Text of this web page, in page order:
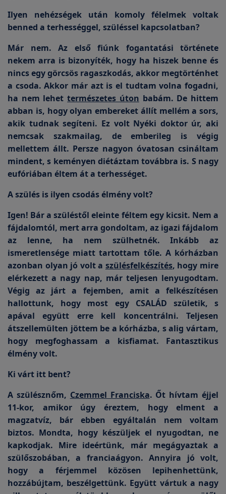
Ilyen nehézségek után komoly félelmek voltak
benned a terhességgel, szüléssel kapcsolatban?
Már nem. Az első fiúnk fogantatási története
nekem arra is bizonyíték, hogy ha hiszek benne és
nincs egy görcsös ragaszkodás, akkor megtörténhet
a csoda. Akkor már azt is el tudtam volna fogadni,
ha nem lehettermészetes úton babám. De hittem
abban is, hogy olyan embereket állít mellém a sors,
akik tudnak segíteni. Ez volt Nyéki doktor úr, aki
nemcsak szakmailag, de emberileg is végig
mellettem állt. Persze nagyon óvatosan csináltam
mindent, s keményen diétáztam továbbra is. S nagy
eufóriában éltem át a terhességet.
A szülés is ilyen csodás élmény volt?
Igen! Bár a szüléstől eleinte féltem egy kicsit. Nem a
fájdalomtól, mert arra gondoltam, az igazi fájdalom
az lenne, ha nem szülhetnék. Inkább az
ismeretlensége miatt tartottam tőle. A kórházban
azonban olyan jó volt a szülésfelkészítés, hogy mire
elérkezett a nagy nap, már teljesen lenyugodtam.
Végig az járt a fejemben, amit a felkészítésen
hallottunk, hogy most egy CSALÁD születik, s
apával együtt erre kell koncentrálni. Teljesen
átszellemülten jöttem be a kórházba, s alig vártam,
hogy megfoghassam a kisfiamat. Fantasztikus
élmény volt.
Ki várt itt bent?
A szülésznőm, Czemmel Franciska. Őt hívtam éjjel
11-kor, amikor úgy éreztem, hogy elment a
magzatvíz, bár ebben egyáltalán nem voltam
biztos. Mondta, hogy készüljek el nyugodtan, ne
kapkodjak. Mire ideértünk, már megágyaztak a
szülőszobában, a franciaágyon. Annyira jó volt,
hogy a férjemmel közösen lepihenhettünk,
hozzábújtam, beszélgettünk. Együtt vártuk a nagy